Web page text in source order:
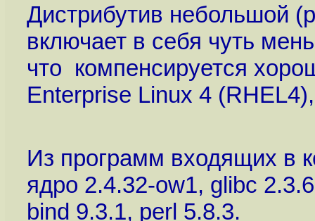
Дистрибутив небольшой
включает в себя чуть
что компенсируется
Enterprise Linux 4
Из программ входящих в
ядро 2.4.32-ow1, glibc
bind 9.3.1, perl 5.8.3.